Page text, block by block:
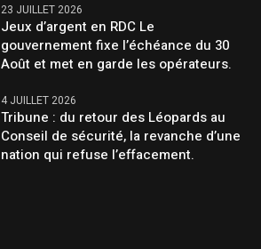
23 JUILLET 2026
Jeux d’argent en RDC Le
gouvernement fixe l’échéance du 30
Août et met en garde les opérateurs.
4 JUILLET 2026
Tribune : du retour des Léopards au
Conseil de sécurité, la revanche d’une
nation qui refuse l’effacement.